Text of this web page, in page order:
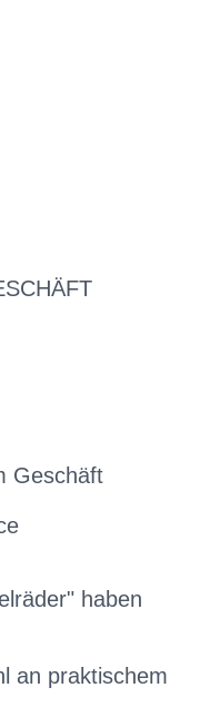
Geschäft
haben
an praktischem